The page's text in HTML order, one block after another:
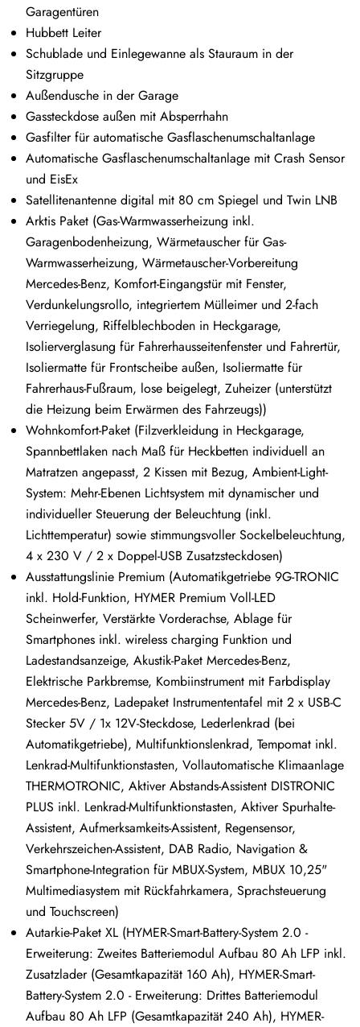
Garagentüren
Hubbett Leiter
Schublade und Einlegewanne als Stauraum in der
Sitzgruppe
Außendusche in der Garage
Gassteckdose außen mit Absperrhahn
Gasfilter für automatische Gasflaschenumschaltanlage
Automatische Gasflaschenumschaltanlage mit Crash Sensor
und EisEx
Satellitenantenne digital mit 80 cm Spiegel und Twin LNB
Arktis Paket (Gas-Warmwasserheizung inkl.
Garagenbodenheizung, Wärmetauscher für Gas-
Warmwasserheizung, Wärmetauscher-Vorbereitung
Mercedes-Benz, Komfort-Eingangstür mit Fenster,
Verdunkelungsrollo, integriertem Mülleimer und 2-fach
Verriegelung, Riffelblechboden in Heckgarage,
Isolierverglasung für Fahrerhausseitenfenster und Fahrertür,
Isoliermatte für Frontscheibe außen, Isoliermatte für
Fahrerhaus-Fußraum, lose beigelegt, Zuheizer (unterstützt
die Heizung beim Erwärmen des Fahrzeugs))
Wohnkomfort-Paket (Filzverkleidung in Heckgarage,
Spannbettlaken nach Maß für Heckbetten individuell an
Matratzen angepasst, 2 Kissen mit Bezug, Ambient-Light-
System: Mehr-Ebenen Lichtsystem mit dynamischer und
individueller Steuerung der Beleuchtung (inkl.
Lichttemperatur) sowie stimmungsvoller Sockelbeleuchtung,
4 x 230 V / 2 x Doppel-USB Zusatzsteckdosen)
Ausstattungslinie Premium (Automatikgetriebe 9G-TRONIC
inkl. Hold-Funktion, HYMER Premium Voll-LED
Scheinwerfer, Verstärkte Vorderachse, Ablage für
Smartphones inkl. wireless charging Funktion und
Ladestandsanzeige, Akustik-Paket Mercedes-Benz,
Elektrische Parkbremse, Kombiinstrument mit Farbdisplay
Mercedes-Benz, Ladepaket Instrumententafel mit 2 x USB-C
Stecker 5V / 1x 12V-Steckdose, Lederlenkrad (bei
Automatikgetriebe), Multifunktionslenkrad, Tempomat inkl.
Lenkrad-Multifunktionstasten, Vollautomatische Klimaanlage
THERMOTRONIC, Aktiver Abstands-Assistent DISTRONIC
PLUS inkl. Lenkrad-Multifunktionstasten, Aktiver Spurhalte-
Assistent, Aufmerksamkeits-Assistent, Regensensor,
Verkehrszeichen-Assistent, DAB Radio, Navigation &
Smartphone-Integration für MBUX-System, MBUX 10,25"
Multimediasystem mit Rückfahrkamera, Sprachsteuerung
und Touchscreen)
Autarkie-Paket XL (HYMER-Smart-Battery-System 2.0 -
Erweiterung: Zweites Batteriemodul Aufbau 80 Ah LFP inkl.
Zusatzlader (Gesamtkapazität 160 Ah), HYMER-Smart-
Battery-System 2.0 - Erweiterung: Drittes Batteriemodul
Aufbau 80 Ah LFP (Gesamtkapazität 240 Ah), HYMER-